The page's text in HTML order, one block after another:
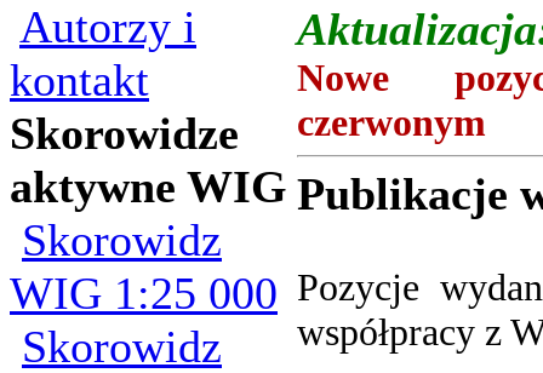
Autorzy i
kontakt
Skorowidze
aktywne WIG
Skorowidz
WIG 1:25 000
Skorowidz
Nowe
czerwonym
Publikacje
Pozycje
współpracy z